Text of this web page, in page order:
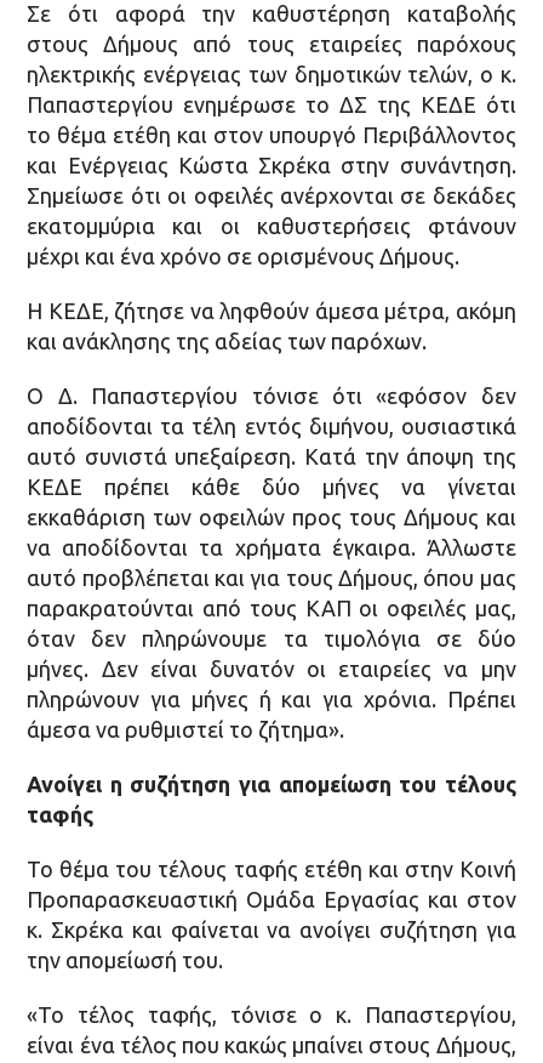
Σε ότι αφορά την καθυστέρηση καταβολής
στους Δήμους από τους εταιρείες παρόχους
ηλεκτρικής ενέργειας των δημοτικών τελών, ο κ.
Παπαστεργίου ενημέρωσε το ΔΣ της ΚΕΔΕ ότι
το θέμα ετέθη και στον υπουργό Περιβάλλοντος
και Ενέργειας Κώστα Σκρέκα στην συνάντηση.
Σημείωσε ότι οι οφειλές ανέρχονται σε δεκάδες
εκατομμύρια και οι καθυστερήσεις φτάνουν
μέχρι και ένα χρόνο σε ορισμένους Δήμους.
Η ΚΕΔΕ, ζήτησε να ληφθούν άμεσα μέτρα, ακόμη
και ανάκλησης της αδείας των παρόχων.
Ο Δ. Παπαστεργίου τόνισε ότι «εφόσον δεν
αποδίδονται τα τέλη εντός διμήνου, ουσιαστικά
αυτό συνιστά υπεξαίρεση. Κατά την άποψη της
ΚΕΔΕ πρέπει κάθε δύο μήνες να γίνεται
εκκαθάριση των οφειλών προς τους Δήμους και
να αποδίδονται τα χρήματα έγκαιρα. Άλλωστε
αυτό προβλέπεται και για τους Δήμους, όπου μας
παρακρατούνται από τους ΚΑΠ οι οφειλές μας,
όταν δεν πληρώνουμε τα τιμολόγια σε δύο
μήνες. Δεν είναι δυνατόν οι εταιρείες να μην
πληρώνουν για μήνες ή και για χρόνια. Πρέπει
άμεσα να ρυθμιστεί το ζήτημα».
Ανοίγει η συζήτηση για απομείωση του τέλους
ταφής
Το θέμα του τέλους ταφής ετέθη και στην Κοινή
Προπαρασκευαστική Ομάδα Εργασίας και στον
κ. Σκρέκα και φαίνεται να ανοίγει συζήτηση για
την απομείωσή του.
«Το τέλος ταφής, τόνισε ο κ. Παπαστεργίου,
είναι ένα τέλος που κακώς μπαίνει στους Δήμους,